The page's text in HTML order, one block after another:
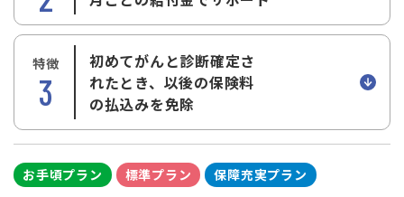
特徴
3
初めてがんと診断確定さ
れたとき、以後の保険料
の払込みを免除
お手頃プラン 標準プラン 保障充実プラン